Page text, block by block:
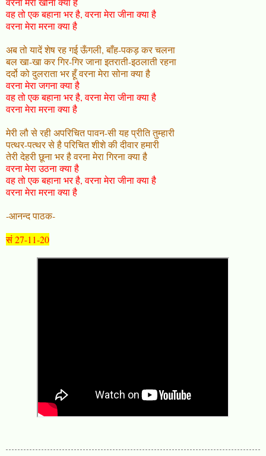
वह तो एक बहाना भर है, वरना मेरा जीना क्या है
वरना मेरा मरना क्या है
अब तो यादें शेष रह गई ऊँगली, बाँह-पकड़ कर चलना
बल खा-खा कर गिर-गिर जाना इतराती-इठलाती रहना
दर्दो को दुलराता भर हूँ वरना मेरा सोना क्या है
वरना मेरा जगना क्या है
वह तो एक बहाना भर है, वरना मेरा जीना क्या है
वरना मेरा मरना क्या है
मेरी लौ से रही अपरिचित पावन-सी यह प्रीति तुम्हारी
पत्थर-पत्थर से है परिचित शीशे की दीवार हमारी
तेरी देहरी छूना भर है वरना मेरा गिरना क्या है
वरना मेरा उठना क्या है
वह तो एक बहाना भर है, वरना मेरा जीना क्या है
वरना मेरा मरना क्या है
-आनन्द पाठक-
सं 27-11-20